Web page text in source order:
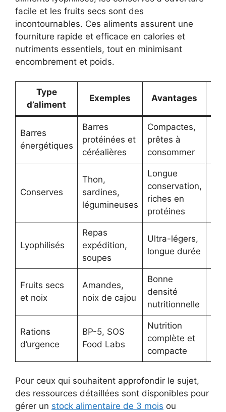
facile et les fruits secs sont des
incontournables. Ces aliments assurent une
fourniture rapide et efficace en calories et
nutriments essentiels, tout en minimisant
encombrement et poids.
Type
d’aliment
Exemples Avantages
Barres
énergétiques
Barres
protéinées et
céréalières
Compactes,
prêtes à
consommer
Conserves
Thon,
sardines,
légumineuses
Longue
conservation,
riches en
protéines
Lyophilisés
Repas
expédition,
soupes
Ultra-légers,
longue durée
Fruits secs
et noix
Amandes,
noix de cajou
Bonne
densité
nutritionnelle
Rations
d’urgence
BP-5, SOS
Food Labs
Nutrition
complète et
compacte
Pour ceux qui souhaitent approfondir le sujet,
des ressources détaillées sont disponibles pour
gérer un stock alimentaire de 3 mois ou